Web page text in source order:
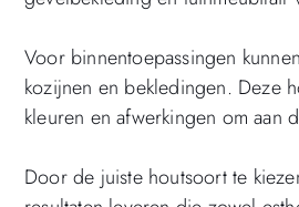
Voor binnentoepassingen
kozijnen en bekledingen. Deze
kleuren en afwerkingen om aan
Door de juiste houtsoort te